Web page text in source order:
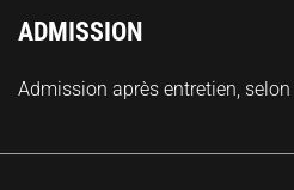
ADMISSION
Admission après entretien,